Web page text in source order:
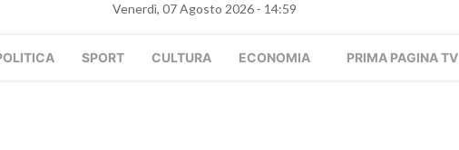
Venerdì, 07 Agosto 2026 - 14:59
SPORT CULTURA ECONOMIA PRIMA PAGINA TV